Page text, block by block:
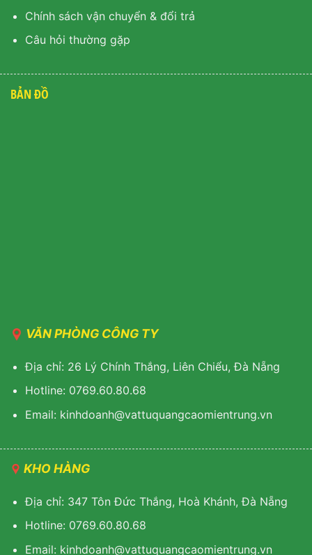
Chính sách vận chuyển & đổi trả
Câu hỏi thường gặp
BẢN ĐỒ
VĂN PHÒNG CÔNG TY
Địa chỉ: 26 Lý Chính Thắng, Liên Chiểu, Đà Nẵng
Hotline: 0769.60.80.68
Email: kinhdoanh@vattuquangcaomientrung.vn
KHO HÀNG
Địa chỉ: 347 Tôn Đức Thắng, Hoà Khánh, Đà Nẵng
Hotline: 0769.60.80.68
Email: kinhdoanh@vattuquangcaomientrung.vn